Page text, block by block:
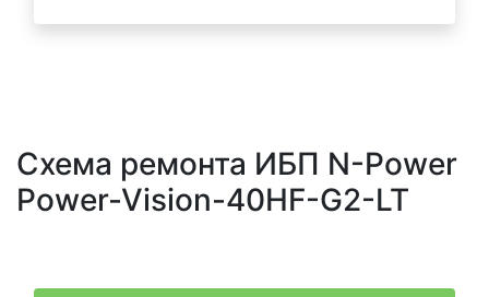
Схема ремонта ИБП N-Power
Power-Vision-40HF-G2-LT